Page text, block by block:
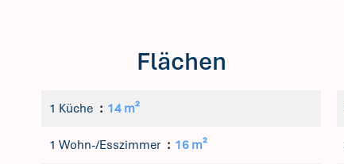
Flächen
1 Küche 14 m²
1 Wohn-/Esszimmer 16 m²